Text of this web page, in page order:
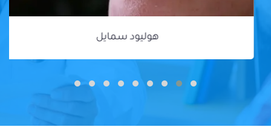
هوليود سمايل